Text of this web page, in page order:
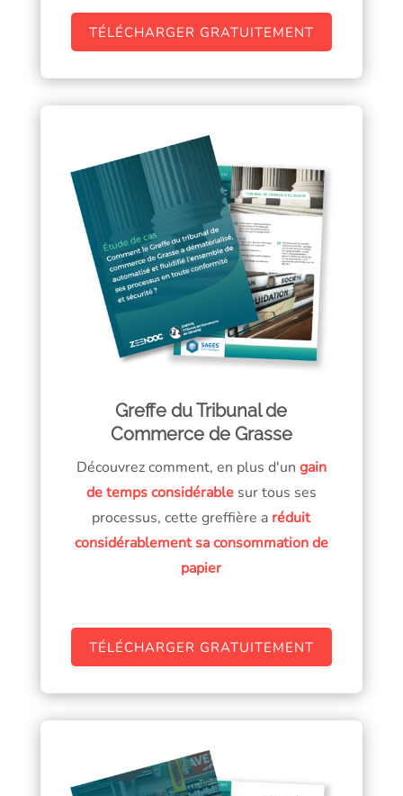
TÉLÉCHARGER GRATUITEMENT
Greffe du Tribunal de
Commerce de Grasse
Découvrez comment, en plus d'un gain
de temps considérablesur tous ses
processus, cette greffière a réduit
considérablement sa consommation de
papier
TÉLÉCHARGER GRATUITEMENT